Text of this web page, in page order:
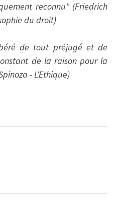
reconnu" (Friedrich
du droit)
de tout préjugé et de
de la raison pour la
- L'Ethique)